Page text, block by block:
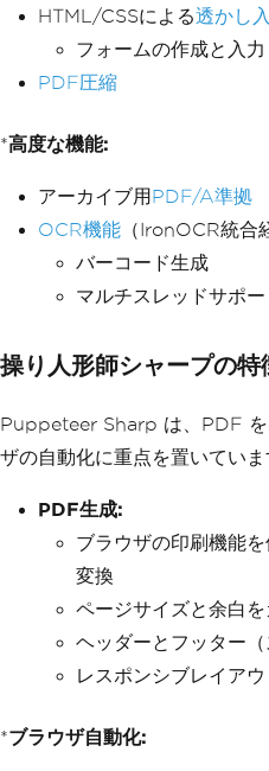
HTML/CSSによる透かし
フォームの作成と入
PDF圧縮
*高度な機能:
アーカイブ用 PDF/A準拠
OCR機能 （IronOCR統合
バーコード生成
マルチスレッドサポー
操り人形師シャープの特
Puppeteer Sharp は、PDF を
ザの自動化に重点を置いていま
PDF生成:
ブラウザの印刷機能
変換
ページサイズと余白
ヘッダーとフッター（
レスポンシブレイア
*ブラウザ自動化: